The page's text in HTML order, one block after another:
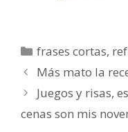
Categorías
frases cortas,
Más mato la
Juegos y risas,
cenas son mis